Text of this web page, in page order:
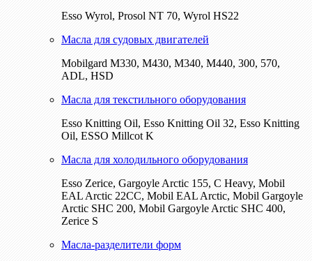
Esso Wyrol, Prosol NT 70, Wyrol HS22
Масла для судовых двигателей
Mobilgard M330, M430, M340, M440, 300, 570,
ADL, HSD
Масла для текстильного оборудования
Esso Knitting Oil, Esso Knitting Oil 32, Esso Knitting
Oil, ESSO Millcot K
Масла для холодильного оборудования
Esso Zerice, Gargoyle Arctic 155, С Heavy, Mobil
EAL Arctic 22CC, Mobil EAL Arctic, Mobil Gargoyle
Arctic SHC 200, Mobil Gargoyle Arctic SHC 400,
Zerice S
Масла-разделители форм